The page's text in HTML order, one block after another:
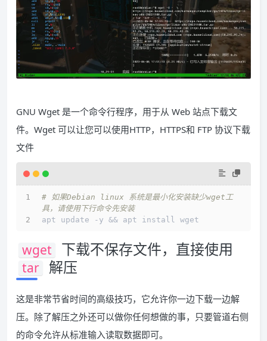
GNU Wget 是一个命令行程序，用于从 Web 站点下载文
件。Wget 可以让您可以使用HTTP，HTTPS和 FTP 协议下载
文件
# 如果Debian linux 系统是最小化安装缺少wget工
具，请使用下行命令先安装
apt update -y && apt install wget
wget 下载不保存文件，直接使用
tar 解压
这是非常节省时间的高级技巧，它允许你一边下载一边解
压。除了解压之外还可以做你任何想做的事，只要管道右侧
的命令允许从标准输入读取数据即可。